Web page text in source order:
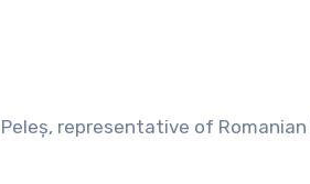
representative of